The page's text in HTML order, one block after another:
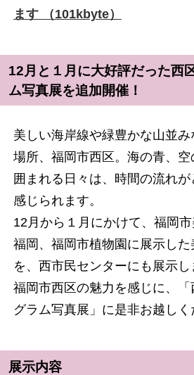
ます （101kbyte）
12月と１月に大好評だった西
ム写真展を追加開催！
美しい海岸線や緑豊かな山並
場所、福岡市西区。海の青、
囲まれる日々は、時間の流れ
感じられます。
12月から１月にかけて、福岡
福岡、福岡市植物園に展示した
を、西市民センターにも展示し
福岡市西区の魅力を感じに、「
グラム写真展」に是非お越しく
展示内容